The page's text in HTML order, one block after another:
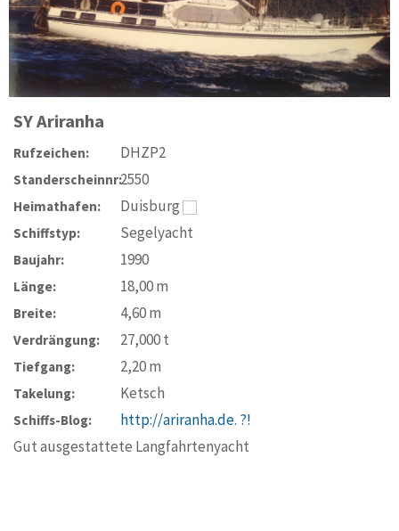
SYAriranha
Rufzeichen: DHZP2
Standerscheinnr:2550
Heimathafen: Duisburg
Schiffstyp: Segelyacht
Baujahr: 1990
Länge: 18,00m
Breite: 4,60m
Verdrängung: 27,000t
Tiefgang: 2,20m
Takelung: Ketsch
Schiffs-Blog:
http://ariranha.de. ?!
Gut ausgestattete Langfahrtenyacht